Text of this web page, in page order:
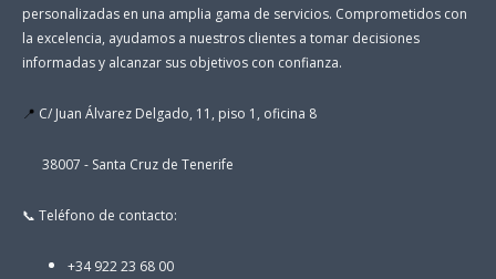
personalizadas en una amplia gama de servicios. Comprometidos con
la excelencia, ayudamos a nuestros clientes a tomar decisiones
informadas y alcanzar sus objetivos con confianza.
📍 C/ Juan Álvarez Delgado, 11, piso 1, oficina 8
38007 - Santa Cruz de Tenerife
📞 Teléfono de contacto:
+34 922 23 68 00